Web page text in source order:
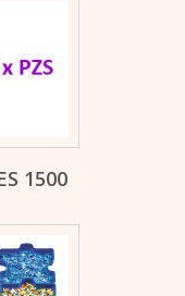
1500